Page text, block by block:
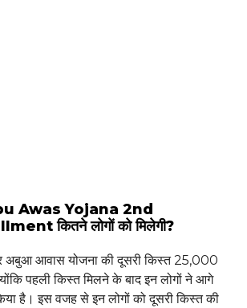
Awas Yojana 2nd
कितने लोगों को मिलेगी?
अबुआ आवास योजना की दूसरी किस्त 25,000
पहली किस्त मिलने के बाद इन लोगों ने आगे
है। इस वजह से इन लोगों को दूसरी किस्त की